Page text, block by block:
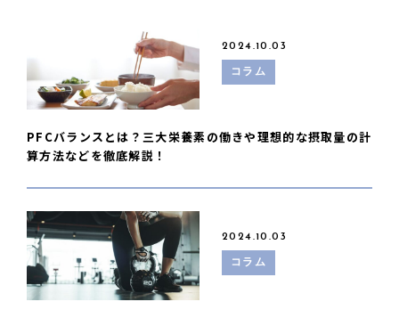
2024.10.03
コラム
PFCバランスとは？三大栄養素の働きや理想的な摂取量の計
算方法などを徹底解説！
2024.10.03
コラム